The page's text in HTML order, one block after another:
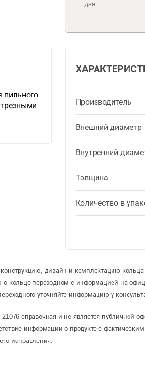
дня.
Производитель
Внешний диаметр
Внутренний
Толщина
Количество в
пильного
дизайн и комплектацию кольца
о кольце переходном с информацией на
уточняйте информацию у
справочная и не является публичной
информации о продукте с
исправления.